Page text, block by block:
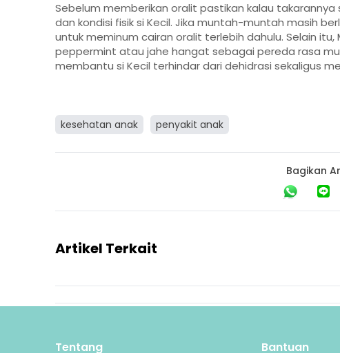
Sebelum memberikan oralit pastikan kalau
dan kondisi fisik si Kecil. Jika muntah-muntah masih
untuk meminum cairan oralit terlebih dahulu. Selain
peppermint atau jahe hangat sebagai pereda rasa
membantu si Kecil terhindar dari dehidrasi sekaligus
kesehatan anak penyakit anak
Bagikan
Artikel Terkait
Tentang Bantuan